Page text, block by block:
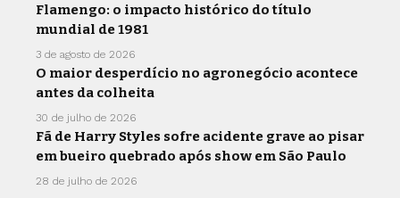
Flamengo: o impacto histórico do título
mundial de 1981
3 de agosto de 2026
O maior desperdício no agronegócio acontece
antes da colheita
30 de julho de 2026
Fã de Harry Styles sofre acidente grave ao pisar
em bueiro quebrado após show em São Paulo
28 de julho de 2026